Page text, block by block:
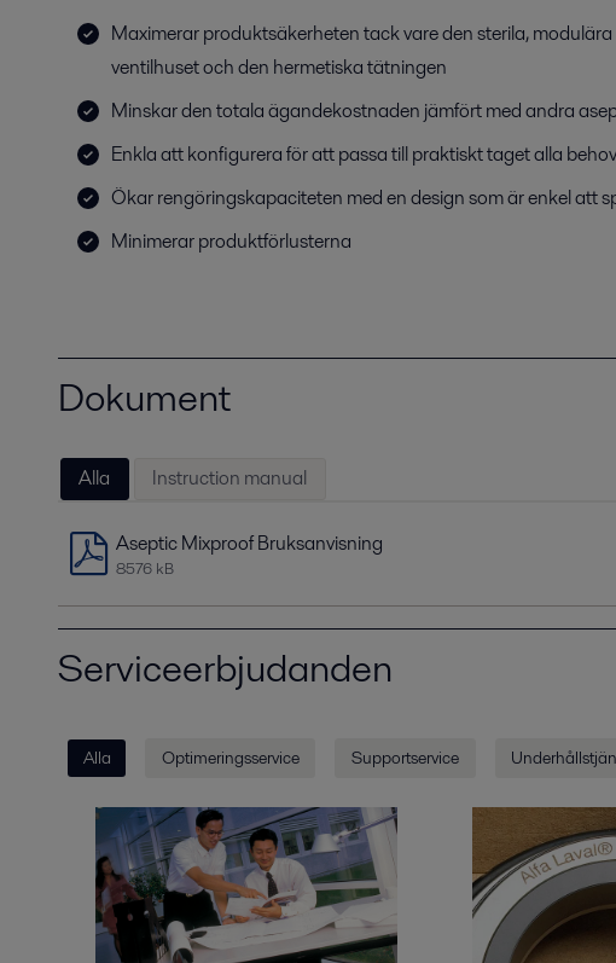
Maximerar produktsäkerheten tack vare den sterila,
ventilhuset och den hermetiska tätningen
Minskar den totala ägandekostnaden jämfört med andra
Enkla att konfigurera för att passa till praktiskt taget alla behov
Ökar rengöringskapaciteten med en design som är enkel att
Minimerar produktförlusterna
Dokument
Alla Instruction manual
Aseptic Mixproof Bruksanvisning
8576 kB
Serviceerbjudanden
Alla Optimeringsservice Supportservice